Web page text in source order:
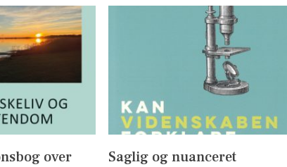
over
Saglig og nuanceret